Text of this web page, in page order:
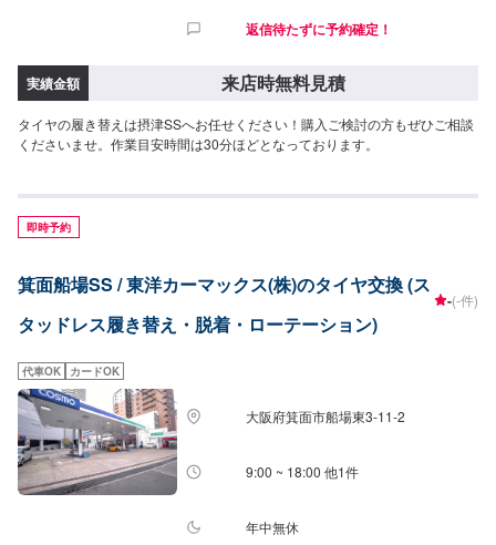
返信待たずに予約確定！
実績金額 来店時無料見積
タイヤの履き替えは摂津SSへお任せください！購入ご検討の方もぜひご相談
くださいませ。作業目安時間は30分ほどとなっております。
即時予約
箕面船場SS / 東洋カーマックス(株)のタイヤ交換 (ス
タッドレス履き替え・脱着・ローテーション)
-(-件)
代車OK カードOK
大阪府箕面市船場東3-11-2
9:00 ~ 18:00 他1件
年中無休